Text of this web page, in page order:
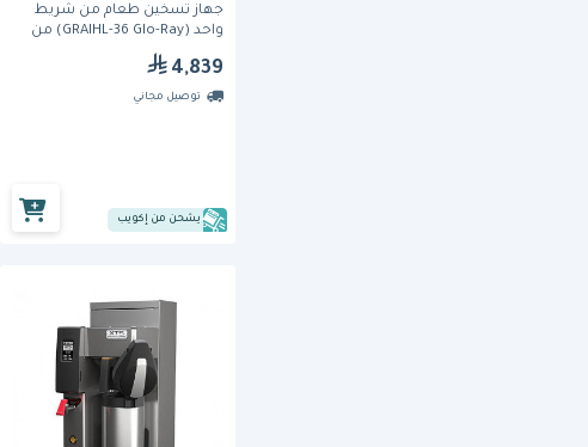
جهاز تسخين طعام من شريط
واحد (GRAIHL-36 Glo-Ray) من
4,839
توصيل مجاني
يشحن من إكويب